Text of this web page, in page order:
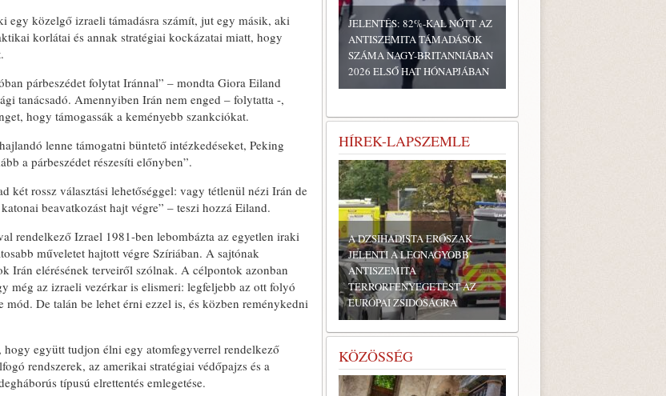
egy közelgő izraeli támadásra számít, jut egy másik, aki
korlátai és annak stratégiai kockázatai miatt, hogy
párbeszédet folytat Iránnal” – mondta Giora Eiland
tanácsadó. Amennyiben Irán nem enged – folytatta -,
hogy támogassák a keményebb szankciókat.
lenne támogatni büntető intézkedéseket, Peking
a párbeszédet részesíti előnyben”.
két rossz választási lehetőséggel: vagy tétlenül nézi Irán de
beavatkozást hajt végre” – teszi hozzá Eiland.
rendelkező Izrael 1981-ben lebombázta az egyetlen iraki
műveletet hajtott végre Szíriában. A sajtónak
Irán elérésének terveiről szólnak. A célpontok azonban
még az izraeli vezérkar is elismeri: legfeljebb az ott folyó
mód. De talán be lehet érni ezzel is, és közben reménykedni
együtt tudjon élni egy atomfegyverrel rendelkező
rendszerek, az amerikai stratégiai védőpajzs és a
típusú elrettentés emlegetése.
JELENTÉS: 82%-KAL NŐTT AZ
ANTISZEMITA TÁMADÁSOK
SZÁMA NAGY-BRITANNIÁBAN
2026 ELSŐ HAT HÓNAPJÁBAN
HÍREK-LAPSZEMLE
A DZSIHADISTA ERŐSZAK
JELENTI A LEGNAGYOBB
ANTISZEMITA
TERRORFENYEGETÉST AZ
EURÓPAI ZSIDÓSÁGRA
KÖZÖSSÉG